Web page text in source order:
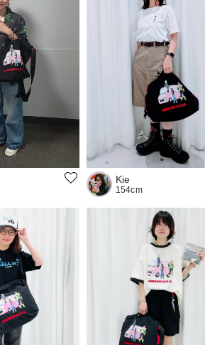
Kie
154cm